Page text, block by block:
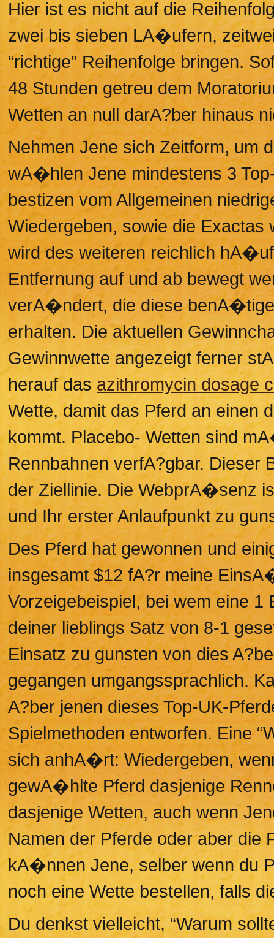
Hier ist es nicht auf die
zwei bis sieben LA�ufern,
“richtige” Reihenfolge bringen.
48 Stunden getreu dem
Wetten an null darA?ber hinaus
Nehmen Jene sich Zeitform, um
wA�hlen Jene mindestens 3
bestizen vom Allgemeinen
Wiedergeben, sowie die Exactas
wird des weiteren reichlich
Entfernung auf und ab bewegt
verA�ndert, die diese
erhalten. Die aktuellen
Gewinnwette angezeigt ferner
herauf das azithromycin dosage
Wette, damit das Pferd an einen
kommt. Placebo- Wetten sind
Rennbahnen verfA?gbar. Dieser
der Ziellinie. Die WebprA�senz
und Ihr erster Anlaufpunkt zu
Des Pferd hat gewonnen und
insgesamt $12 fA?r meine
Vorzeigebeispiel, bei wem eine
deiner lieblings Satz von 8-1
Einsatz zu gunsten von dies
gegangen umgangssprachlich.
A?ber jenen dieses Top-UK-
Spielmethoden entworfen. Eine
sich anhA�rt: Wiedergeben,
gewA�hlte Pferd dasjenige
dasjenige Wetten, auch wenn
Namen der Pferde oder aber die
kA�nnen Jene, selber wenn du
noch eine Wette bestellen, falls
Du denkst vielleicht, “Warum